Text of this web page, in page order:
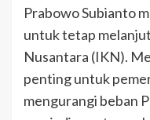
Prabowo Subianto
untuk tetap
Nusantara (IKN).
penting untuk
mengurangi beban